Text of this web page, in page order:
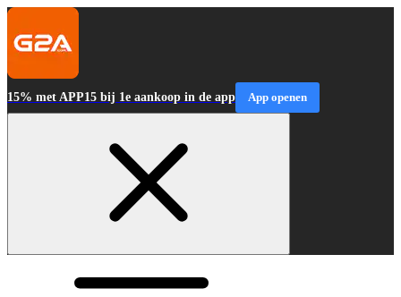
15% met APP15 bij 1e aankoop in de app App openen